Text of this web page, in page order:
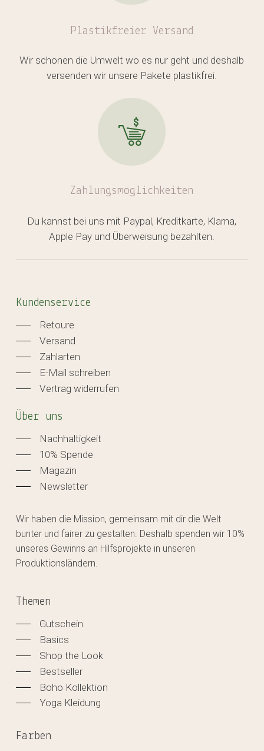
Plastikfreier Versand
Wir schonen die Umwelt wo es nur geht und deshalb
versenden wir unsere Pakete plastikfrei.
Zahlungsmöglichkeiten
Du kannst bei uns mit Paypal, Kreditkarte, Klarna,
Apple Pay und Überweisung bezahlten.
Kundenservice
Retoure
Versand
Zahlarten
E-Mail schreiben
Vertrag widerrufen
Über uns
Nachhaltigkeit
10% Spende
Magazin
Newsletter
Wir haben die Mission, gemeinsam mit dir die Welt
bunter und fairer zu gestalten. Deshalb spenden wir 10%
unseres Gewinns an Hilfsprojekte in unseren
Produktionsländern.
Themen
Gutschein
Basics
Shop the Look
Bestseller
Boho Kollektion
Yoga Kleidung
Farben